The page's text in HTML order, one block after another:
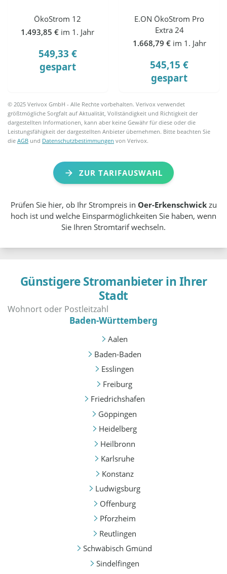
ÖkoStrom 12
1.493,85 € im 1. Jahr
549,33 €
gespart
E.ON ÖkoStrom Pro
Extra 24
1.668,79 € im 1. Jahr
545,15 €
gespart
© 2025 Verivox GmbH - Alle Rechte vorbehalten. Verivox verwendet
größtmögliche Sorgfalt auf Aktualität, Vollständigkeit und Richtigkeit der
dargestellten Informationen, kann aber keine Gewähr für diese oder die
Leistungsfähigkeit der dargestellten Anbieter übernehmen. Bitte beachten Sie
dieAGB und Datenschutzbestimmungen von Verivox.
ZUR TARIFAUSWAHL
Prüfen Sie hier, ob Ihr Strompreis in Oer-Erkenschwickzu
hoch ist und welche Einsparmöglichkeiten Sie haben, wenn
Sie Ihren Stromtarif wechseln.
Günstigere Stromanbieter in Ihrer
Stadt
Baden-Württemberg
Aalen
Baden-Baden
Esslingen
Freiburg
Friedrichshafen
Göppingen
Heidelberg
Heilbronn
Karlsruhe
Konstanz
Ludwigsburg
Offenburg
Pforzheim
Reutlingen
Schwäbisch Gmünd
Sindelfingen